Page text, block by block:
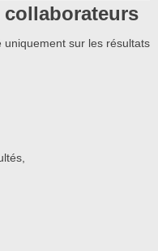
collaborateurs
sur les résultats